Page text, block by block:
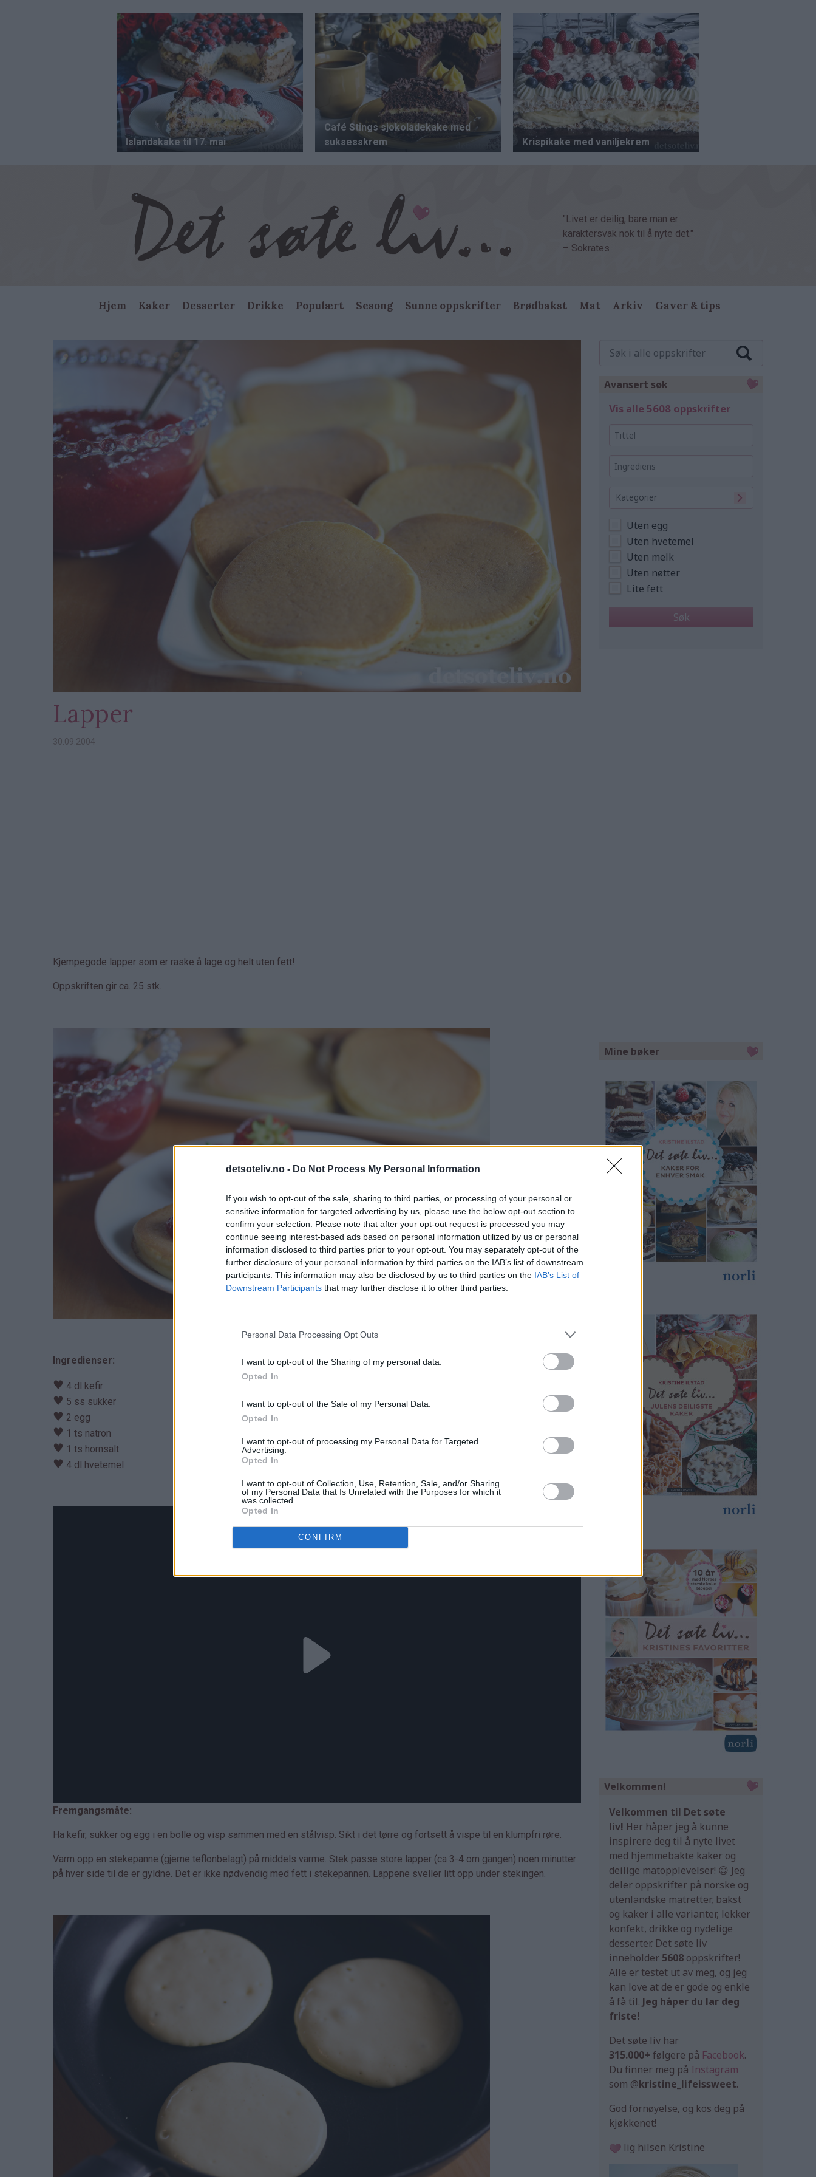
detsoteliv.no - Do Not Process My Personal Information
If you wish to opt-out of the sale, sharing to third parties, or processing of your personal or
sensitive information for targeted advertising by us, please use the below opt-out section to
confirm your selection. Please note that after your opt-out request is processed you may
continue seeing interest-based ads based on personal information utilized by us or personal
information disclosed to third parties prior to your opt-out. You may separately opt-out of the
further disclosure of your personal information by third parties on the IAB’s list of downstream
participants. This information may also be disclosed by us to third parties on the IAB’s List of
Downstream Participants that may further disclose it to other third parties.
Personal Data Processing Opt Outs
I want to opt-out of the Sharing of my personal data.
Opted In
I want to opt-out of the Sale of my Personal Data.
Opted In
I want to opt-out of processing my Personal Data for Targeted
Advertising.
Opted In
I want to opt-out of Collection, Use, Retention, Sale, and/or Sharing
of my Personal Data that Is Unrelated with the Purposes for which it
was collected.
Opted In
CONFIRM
"Livet er deilig, bare man er
karaktersvak nok til å nyte det."
– Sokrates
Main
navigation
Hjem Kaker Desserter Drikke Populært Sesong Sunne oppskrifter Brødbakst Mat Arkiv Gaver & tips
Lapper
30.09.2004
Kjempegode lapper som er raske å lage og helt uten fett!
Oppskriften gir ca. 25 stk.
Ingredienser:
♥ 4 dl kefir
♥ 5 ss sukker
♥ 2 egg
♥ 1 ts natron
♥ 1 ts hornsalt
♥ 4 dl hvetemel
Fremgangsmåte:
Ha kefir, sukker og egg i en bolle og visp sammen med en stålvisp. Sikt i det tørre og fortsett å vispe til en klumpfri røre.
Varm opp en stekepanne (gjerne teflonbelagt) på middels varme. Stek passe store lapper (ca 3-4 om gangen) noen minutter
på hver side til de er gyldne. Det er ikke nødvendig med fett i stekepannen. Lappene sveller litt opp under stekingen.
Avansert søk
Vis alle 5608 oppskrifter
Kategorier
Uten egg
Uten hvetemel
Uten melk
Uten nøtter
Lite fett
Mine bøker
Velkommen!
Velkommen til Det søte
liv! Her håper jeg å kunne
inspirere deg til å nyte livet
med hjemmebakte kaker og
deilige matopplevelser! 😊 Jeg
deler oppskrifter på norske og
utenlandske matretter, bakst
og kaker i alle varianter, lekker
konfekt, drikke og nydelige
desserter. Det søte liv
inneholder 5608 oppskrifter!
Alle er testet ut av meg, og jeg
kan love at de er gode og enkle
å få til. Jeg håper du lar deg
friste!
Det søte liv har
315.000+ følgere på Facebook.
Du finner meg på Instagram
som @kristine_lifeissweet.
God fornøyelse, og kos deg på
kjøkkenet!
lig hilsen Kristine